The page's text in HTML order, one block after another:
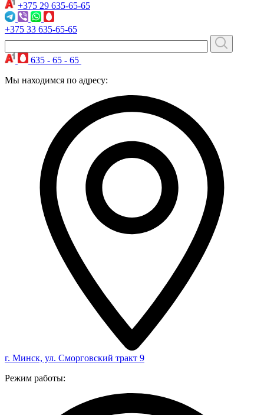
+375 29 635-65-65
+375 33 635-65-65
635 - 65 - 65
Мы находимся по адресу:
г. Минск, ул. Сморговский тракт 9
Режим работы: